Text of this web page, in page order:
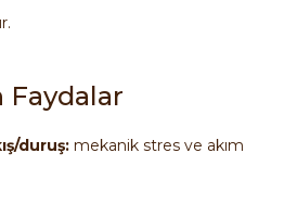
Faydalar
duruş: mekanik stres ve akım